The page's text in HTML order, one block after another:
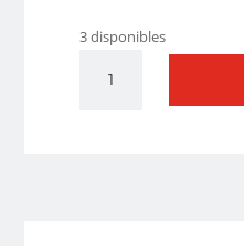
3 disponibles
RESINADO